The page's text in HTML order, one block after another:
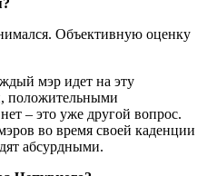
Объективную оценку
мэр идет на эту
положительными
– это уже другой вопрос.
во время своей каденции
абсурдными.